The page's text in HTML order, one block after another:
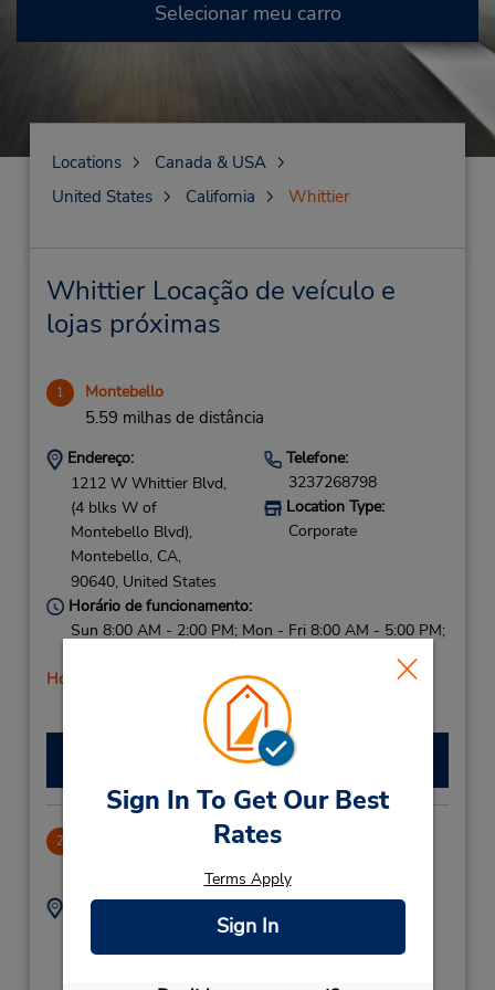
Sign In To Get Our Best
Rates
Terms Apply
Sign In
Selecionar meu carro
Locations
Canada & USA
United States
California Whittier
Whittier Locação de veículo e
lojas próximas
1 Montebello
5.59 milhas de distância
Endereço:
1212 W Whittier Blvd,
(4 blks W of
Montebello Blvd),
Montebello, CA,
90640, United States
Telefone:
3237268798
Location Type:
Corporate
Horário de funcionamento:
Sun 8:00 AM - 2:00 PM; Mon - Fri 8:00 AM - 5:00 PM;
Horário de feriado
Fazer uma reserva
2
Endereço:
12541 Rosecrans Ave,
Norwalk, CA, 90650,
Telefone:
Location Type: